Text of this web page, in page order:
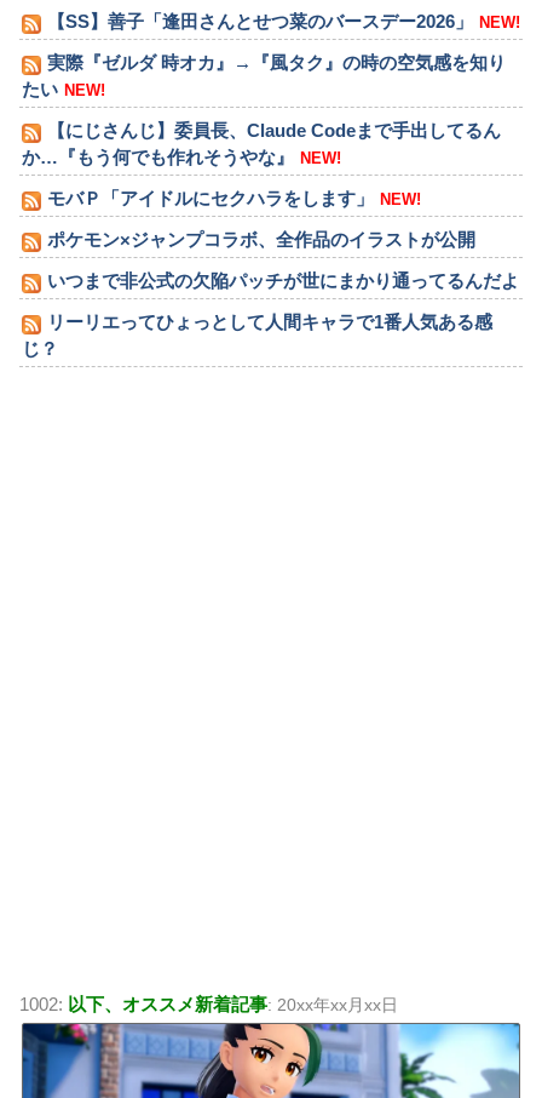
【SS】善子「逢田さんとせつ菜のバースデー2026」 NEW!
実際『ゼルダ 時オカ』→『風タク』の時の空気感を知り
たい NEW!
【にじさんじ】委員長、Claude Codeまで手出してるん
か…『もう何でも作れそうやな』
NEW!
モバＰ「アイドルにセクハラをします」 NEW!
ポケモン×ジャンプコラボ、全作品のイラストが公開
いつまで非公式の欠陥パッチが世にまかり通ってるんだよ
リーリエってひょっとして人間キャラで1番人気ある感
じ？
1002: 以下、オススメ新着記事: 20xx年xx月xx日